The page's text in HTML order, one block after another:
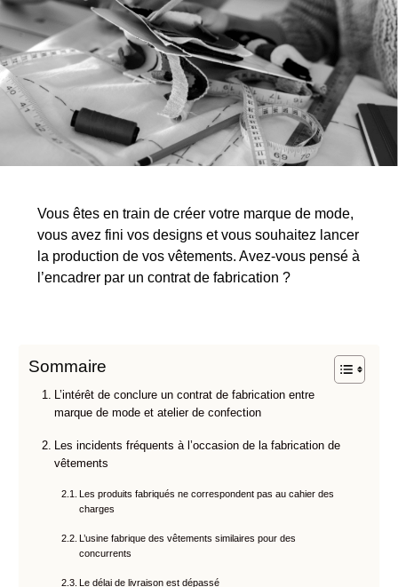
Vous êtes en train de créer votre marque de mode,
vous avez fini vos designs et vous souhaitez lancer
la production de vos vêtements. Avez-vous pensé à
l’encadrer par un contrat de fabrication ?
Sommaire
L’intérêt de conclure un contrat de fabrication entre
marque de mode et atelier de confection
Les incidents fréquents à l’occasion de la fabrication de
vêtements
Les produits fabriqués ne correspondent pas au cahier des
charges
L’usine fabrique des vêtements similaires pour des
concurrents
Le délai de livraison est dépassé